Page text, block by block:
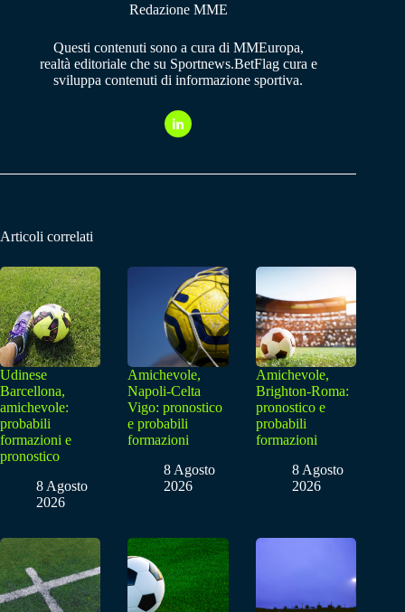
Redazione MME
Questi contenuti sono a cura di MMEuropa,
realtà editoriale che su Sportnews.BetFlag cura e
sviluppa contenuti di informazione sportiva.
Articoli correlati
Udinese
Barcellona,
amichevole:
probabili
formazioni e
pronostico
8 Agosto
2026
Amichevole,
Napoli-Celta
Vigo: pronostico
e probabili
formazioni
8 Agosto
2026
Amichevole,
Brighton-Roma:
pronostico e
probabili
formazioni
8 Agosto
2026